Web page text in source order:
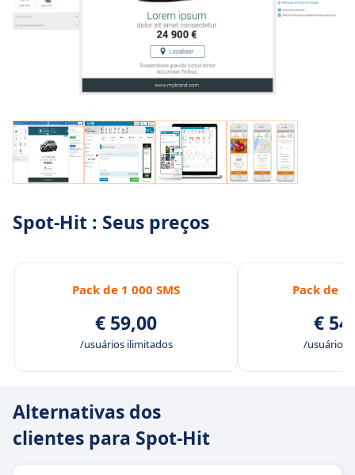
Spot-Hit : Seus preços
Pack de 1 000 SMS
€ 59,00
/usuários ilimitados
Pack de
€
/usuários
Alternativas dos
clientes para Spot-Hit